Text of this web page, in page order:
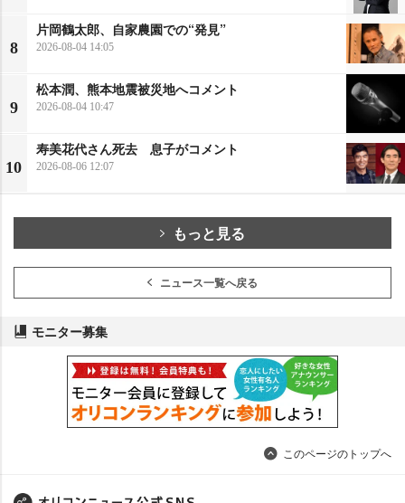
8
片岡鶴太郎、自家農園での“発見”
2026-08-04 14:05
9
松本潤、熊本地震被災地へコメント
2026-08-04 10:47
10
寿美花代さん死去 息子がコメント
2026-08-06 12:07
もっと見る
ニュース一覧へ戻る
モニター募集
このページのトップへ